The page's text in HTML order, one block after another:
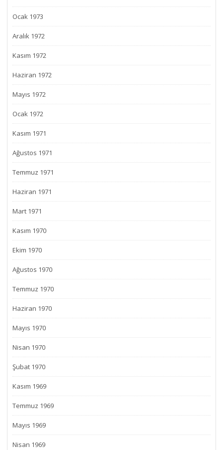
Ocak 1973
Aralık 1972
Kasım 1972
Haziran 1972
Mayıs 1972
Ocak 1972
Kasım 1971
Ağustos 1971
Temmuz 1971
Haziran 1971
Mart 1971
Kasım 1970
Ekim 1970
Ağustos 1970
Temmuz 1970
Haziran 1970
Mayıs 1970
Nisan 1970
Şubat 1970
Kasım 1969
Temmuz 1969
Mayıs 1969
Nisan 1969